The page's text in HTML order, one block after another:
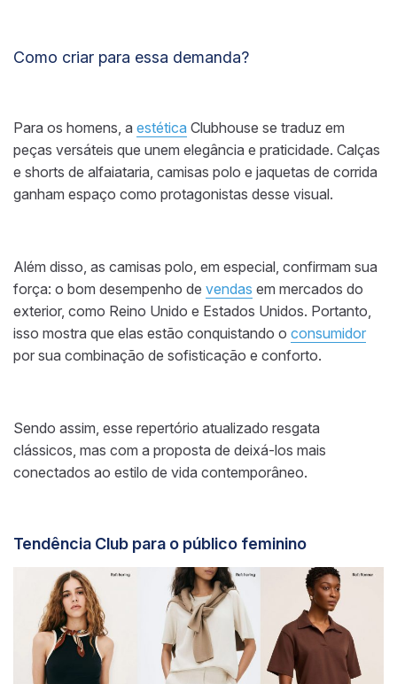
Como criar para essa demanda?
Para os homens, a estética Clubhouse se traduz em
peças versáteis que unem elegância e praticidade. Calças
e shorts de alfaiataria, camisas polo e jaquetas de corrida
ganham espaço como protagonistas desse visual.
Além disso, as camisas polo, em especial, confirmam sua
força: o bom desempenho de vendas em mercados do
exterior, como Reino Unido e Estados Unidos. Portanto,
isso mostra que elas estão conquistando o consumidor
por sua combinação de sofisticação e conforto.
Sendo assim, esse repertório atualizado resgata
clássicos, mas com a proposta de deixá-los mais
conectados ao estilo de vida contemporâneo.
Tendência Club para o público feminino